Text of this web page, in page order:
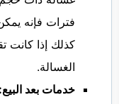
فترات فإنه
كذلك إذا كانت
الغسالة.
خدمات بعد البيع: